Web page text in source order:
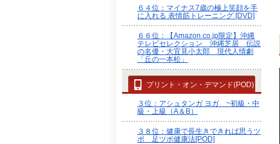
６４位：マイナス7歳の極上笑顔を手
に入れる 表情筋トレーニング [DVD]
６６位：【Amazon.co.jp限定】沖縄
テレビセレクション 沖縄芝居 伝説
の名優・大宜見小太郎 現代人情劇
「丘の一本松」
プリント・オン・デマンド(POD)
３位：アシュタンガ ヨガ ~初級・中
級・上級（A＆B）
３８位：健康で長生きできれば思うツ
ボ 足ツボ健康法[POD]